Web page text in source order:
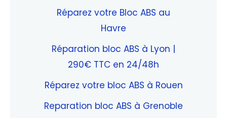
Réparez votre Bloc ABS au
Havre
Réparation bloc ABS à Lyon |
290€ TTC en 24/48h
Réparez votre bloc ABS à Rouen
Reparation bloc ABS à Grenoble